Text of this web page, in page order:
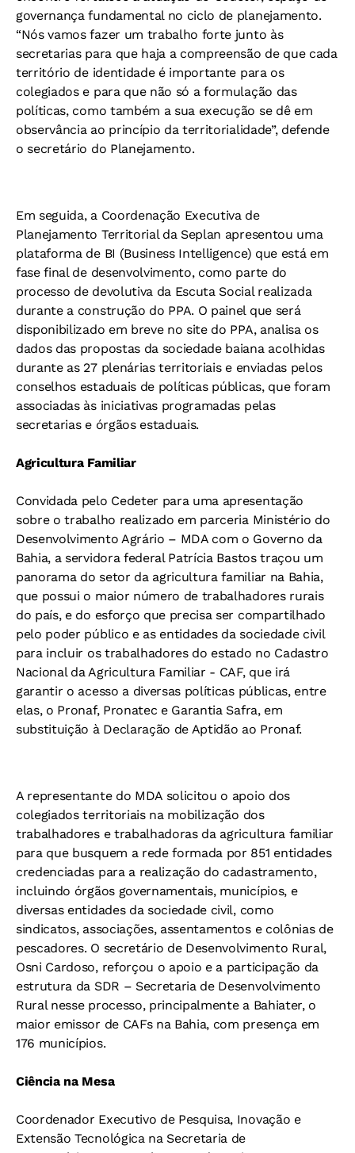
governança fundamental no ciclo de planejamento.
“Nós vamos fazer um trabalho forte junto às
secretarias para que haja a compreensão de que cada
território de identidade é importante para os
colegiados e para que não só a formulação das
políticas, como também a sua execução se dê em
observância ao princípio da territorialidade”, defende
o secretário do Planejamento.
Em seguida, a Coordenação Executiva de
Planejamento Territorial da Seplan apresentou uma
plataforma de BI (Business Intelligence) que está em
fase final de desenvolvimento, como parte do
processo de devolutiva da Escuta Social realizada
durante a construção do PPA. O painel que será
disponibilizado em breve no site do PPA, analisa os
dados das propostas da sociedade baiana acolhidas
durante as 27 plenárias territoriais e enviadas pelos
conselhos estaduais de políticas públicas, que foram
associadas às iniciativas programadas pelas
secretarias e órgãos estaduais.
Agricultura Familiar
Convidada pelo Cedeter para uma apresentação
sobre o trabalho realizado em parceria Ministério do
Desenvolvimento Agrário – MDA com o Governo da
Bahia, a servidora federal Patrícia Bastos traçou um
panorama do setor da agricultura familiar na Bahia,
que possui o maior número de trabalhadores rurais
do país, e do esforço que precisa ser compartilhado
pelo poder público e as entidades da sociedade civil
para incluir os trabalhadores do estado no Cadastro
Nacional da Agricultura Familiar - CAF, que irá
garantir o acesso a diversas políticas públicas, entre
elas, o Pronaf, Pronatec e Garantia Safra, em
substituição à Declaração de Aptidão ao Pronaf.
A representante do MDA solicitou o apoio dos
colegiados territoriais na mobilização dos
trabalhadores e trabalhadoras da agricultura familiar
para que busquem a rede formada por 851 entidades
credenciadas para a realização do cadastramento,
incluindo órgãos governamentais, municípios, e
diversas entidades da sociedade civil, como
sindicatos, associações, assentamentos e colônias de
pescadores. O secretário de Desenvolvimento Rural,
Osni Cardoso, reforçou o apoio e a participação da
estrutura da SDR – Secretaria de Desenvolvimento
Rural nesse processo, principalmente a Bahiater, o
maior emissor de CAFs na Bahia, com presença em
176 municípios.
Ciência na Mesa
Coordenador Executivo de Pesquisa, Inovação e
Extensão Tecnológica na Secretaria de